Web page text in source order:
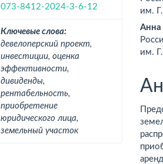
073-8412-2024-3-6-12
Ключевые слова:
девелоперский проект,
инвестиции, оценка
эффективности,
дивиденды,
рентабельность,
приобретение
юридического лица,
земельный участок
им.
Анна
им.